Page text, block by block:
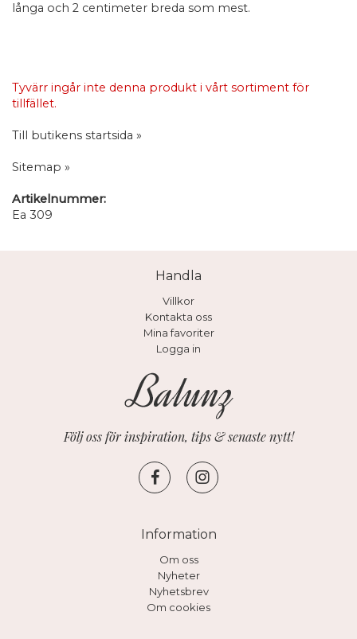
långa och 2 centimeter breda som mest.
Tyvärr ingår inte denna produkt i vårt sortiment för
tillfället.
Till butikens startsida »
Sitemap »
Artikelnummer:
Ea 309
Handla
Villkor
Kontakta oss
Mina favoriter
Logga in
Följ oss för inspiration, tips & senaste nytt!
Information
Om oss
Nyheter
Nyhetsbrev
Om cookies